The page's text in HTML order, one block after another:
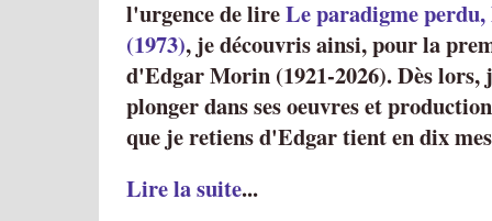
l'urgence de lireLe paradigme
(1973), je découvris ainsi, pour la
d'Edgar Morin (1921-2026). Dès lors,
plonger dans ses oeuvres et
que je retiens d'Edgar tient en dix
Lire la suite...